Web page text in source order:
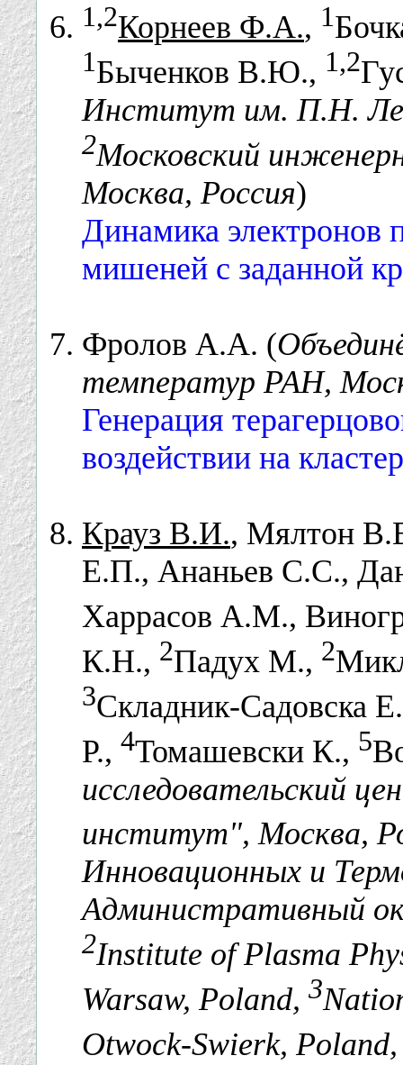
1,2Корнеев Ф.А., 1
1Быченков В.Ю., 1,2
Институт им. П.Н.
2Московский
Москва, Россия)
Динамика электронов
мишеней с заданной
Фролов А.А. (
температур РАН,
Генерация
воздействии на
Крауз В.И., Мялтон
Е.П., Ананьев С.С.,
Харрасов А.М.,
К.Н., 2Падух М., 2
3Складник-Садовска
Р., 4Томашевски К., 5
исследовательский
институт", Москва,
Инновационных и
Административный
2Institute of Plasma
Warsaw, Poland, 3
Otwock-Swierk,